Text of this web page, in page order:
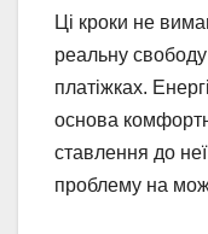
Ці кроки не
реальну
платіжках.
основа
ставлення до
проблему на